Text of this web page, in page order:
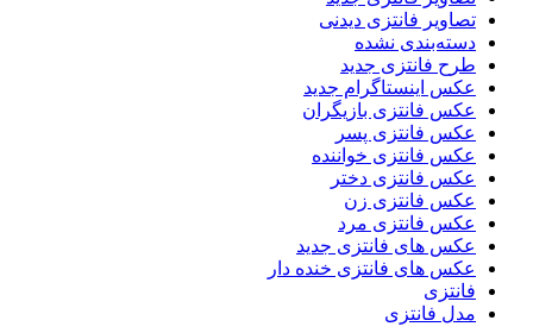
تصاویر فانتزی دیدنی
دسته‌بندی نشده
طرح فانتزی جدید
عکس اینستاگرام جدید
عکس فانتزی بازیگران
عکس فانتزی پسر
عکس فانتزی خواننده
عکس فانتزی دختر
عکس فانتزی زن
عکس فانتزی مرد
عکس های فانتزی جدید
عکس های فانتزی خنده دار
فانتزی
مدل فانتزی